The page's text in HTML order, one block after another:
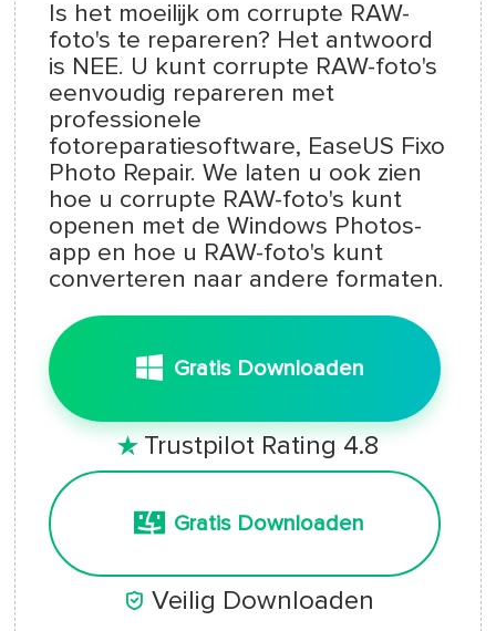
Is het moeilijk om corrupte RAW-
foto's te repareren? Het antwoord
is NEE. U kunt corrupte RAW-foto's
eenvoudig repareren met
professionele
fotoreparatiesoftware, EaseUS Fixo
Photo Repair. We laten u ook zien
hoe u corrupte RAW-foto's kunt
openen met de Windows Photos-
app en hoe u RAW-foto's kunt
converteren naar andere formaten.
Gratis Downloaden
 Trustpilot Rating 4.8
Gratis Downloaden
 Veilig Downloaden